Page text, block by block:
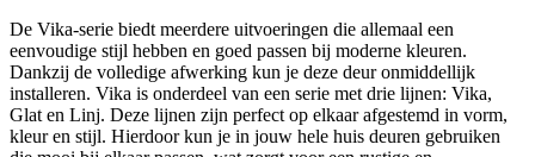
De Vika-serie biedt meerdere uitvoeringen die allemaal een
eenvoudige stijl hebben en goed passen bij moderne kleuren.
Dankzij de volledige afwerking kun je deze deur onmiddellijk
installeren. Vika is onderdeel van een serie met drie lijnen: Vika,
Glat en Linj. Deze lijnen zijn perfect op elkaar afgestemd in vorm,
kleur en stijl. Hierdoor kun je in jouw hele huis deuren gebruiken